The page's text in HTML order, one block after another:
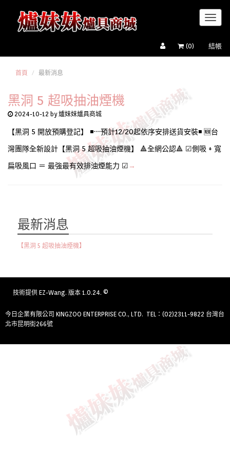
(0) 結帳
首頁 最新消息
黑洞 5 超吸抽油煙機
2024-10-12 by 爐妹妹爐具商城
【黑洞 5 開放預購登記】 ️◾᠁預計️12/20起依序安排送貨安裝◾ 🆕️台
灣團隊全新設計【黑洞 5 超吸抽油煙機】 🔺全網公認🔺 ☑側吸 + 寬
扁吸風口 ＝ 最強最有效排油煙能力 ☑ →
最新消息
【黑洞 5 超吸抽油煙機】
技術提供 EZ-Wang. 版本 1.0.24. ©
今日企業有限公司 KINGZOO ENTERPRISE CO., LTD. TEL：(02)2311-9822 台灣台
北市昆明街266號